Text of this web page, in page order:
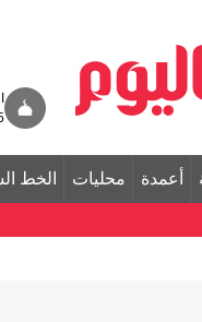
أعمدة محليات الخط